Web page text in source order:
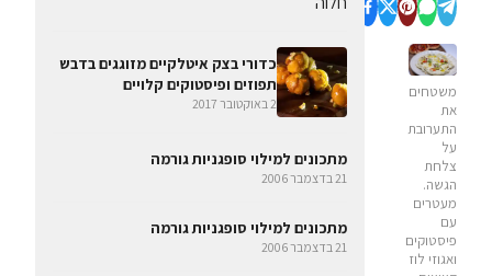
משטחים
את
התערובת
על
צלחת
הגשה.
מעטרים
עם
פיסטוקים
ואגוזי לוז
כדורי בצק איטלקיים מזוגגים בדבש
תפוזים ופיסטוקים קלויים
2 באוקטובר 2017
מתכונים למילוי סופגניות גורמה
21 בדצמבר 2006
מתכונים למילוי סופגניות גורמה
21 בדצמבר 2006